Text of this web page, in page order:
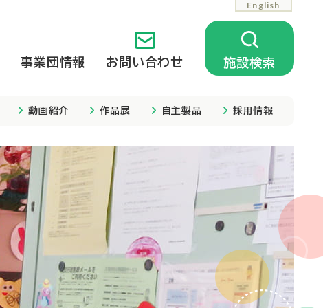
English
相談支援
事業団情報
公開中の情報
お問い合わせ 施設検索
相談支援
動画紹介 作品展 自主製品 採用情報